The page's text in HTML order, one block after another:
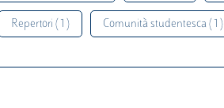
Repertori ( 1 ) Comunità studentesca ( 1 )